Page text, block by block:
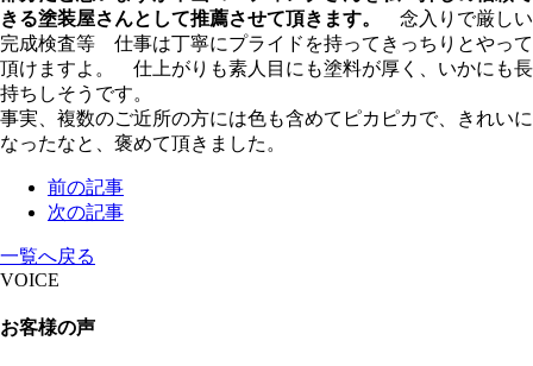
きる塗装屋さんとして推薦させて頂きます。 念入りで厳しい
完成検査等 仕事は丁寧にプライドを持ってきっちりとやって
頂けますよ。 仕上がりも素人目にも塗料が厚く、いかにも長
持ちしそうです。
事実、複数のご近所の方には色も含めてピカピカで、きれいに
なったなと、褒めて頂きました。
前の記事
次の記事
一覧へ戻る
VOICE
お客様の声